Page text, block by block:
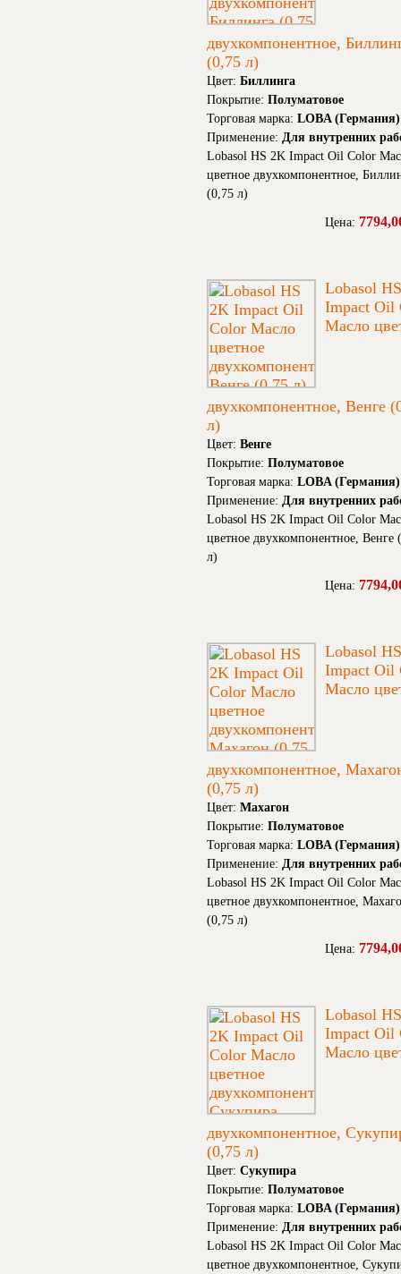
двухкомпонентное,
(0,75 л)
Цвет: Биллинга
Покрытие: Полуматовое
Торговая марка: LOBA (Германия)
Применение: Для внутренних
Lobasol HS 2K Impact Oil Color
цветное двухкомпонентное,
(0,75 л)
Цена:
Lobasol
Impact Oil
Масло
двухкомпонентное, Венге
л)
Цвет: Венге
Покрытие: Полуматовое
Торговая марка: LOBA (Германия)
Применение: Для внутренних
Lobasol HS 2K Impact Oil Color
цветное двухкомпонентное, Венге
л)
Цена:
Lobasol
Impact Oil
Масло
двухкомпонентное,
(0,75 л)
Цвет: Махагон
Покрытие: Полуматовое
Торговая марка: LOBA (Германия)
Применение: Для внутренних
Lobasol HS 2K Impact Oil Color
цветное двухкомпонентное,
(0,75 л)
Цена:
Lobasol
Impact Oil
Масло
двухкомпонентное,
(0,75 л)
Цвет: Сукупира
Покрытие: Полуматовое
Торговая марка: LOBA (Германия)
Применение: Для внутренних
Lobasol HS 2K Impact Oil Color
цветное двухкомпонентное,